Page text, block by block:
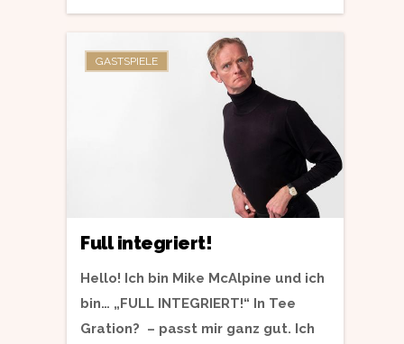
GASTSPIELE
Full integriert!
Hello! Ich bin Mike McAlpine und ich
bin… „FULL INTEGRIERT!“ In Tee
Gration? – passt mir ganz gut. Ich